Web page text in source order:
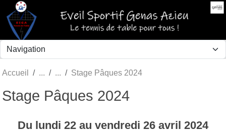
Accueil Stage Pâques 2024
Stage Pâques 2024
Du lundi 22 au vendredi 26 avril 2024
Panneau de gestion des cookies